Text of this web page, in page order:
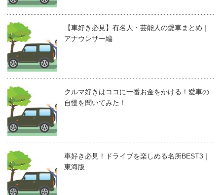
【車好き必見】有名人・芸能人の愛車まとめ｜
アナウンサー編
クルマ好きはココに一番お金をかける！愛車の
自慢を聞いてみた！
車好き必見！ドライブを楽しめる名所BEST3｜
東海版